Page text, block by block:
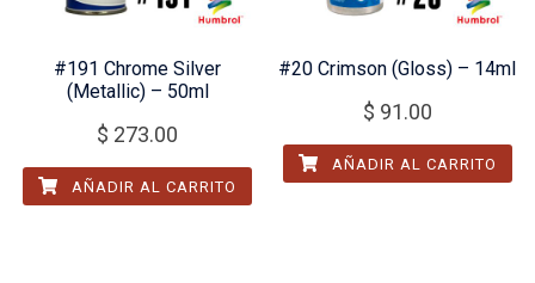
#191 Chrome Silver
(Metallic) – 50ml
$ 273.00
AÑADIR AL CARRITO
#20 Crimson (Gloss) – 14ml
$ 91.00
AÑADIR AL CARRITO